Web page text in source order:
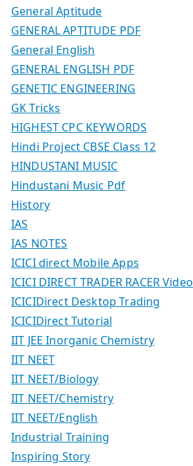
General Aptitude
GENERAL APTITUDE PDF
General English
GENERAL ENGLISH PDF
GENETIC ENGINEERING
GK Tricks
HIGHEST CPC KEYWORDS
Hindi Project CBSE Class 12
HINDUSTANI MUSIC
Hindustani Music Pdf
History
IAS
IAS NOTES
ICICI direct Mobile Apps
ICICI DIRECT TRADER RACER Video
ICICIDirect Desktop Trading
ICICIDirect Tutorial
IIT JEE Inorganic Chemistry
IIT NEET
IIT NEET/Biology
IIT NEET/Chemistry
IIT NEET/English
Industrial Training
Inspiring Story